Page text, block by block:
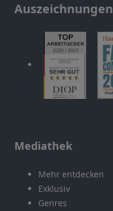
Auszeichnungen
Mediathek
Mehr entdecken
Exklusiv
Genres